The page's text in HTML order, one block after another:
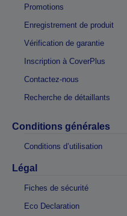
Promotions
Enregistrement de produit
Vérification de garantie
Inscription à CoverPlus
Contactez-nous
Recherche de détaillants
Conditions générales
Conditions d’utilisation
Légal
Fiches de sécurité
Eco Declaration